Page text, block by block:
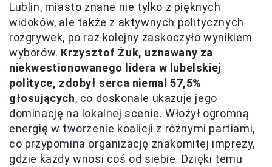
Lublin, miasto znane nie tylko z pięknych
widoków, ale także z aktywnych politycznych
rozgrywek, po raz kolejny zaskoczyło wynikiem
wyborów. Krzysztof Żuk, uznawany za
niekwestionowanego lidera w lubelskiej
polityce, zdobył serca niemal 57,5%
głosujących, co doskonale ukazuje jego
dominację na lokalnej scenie. Włożył ogromną
energię w tworzenie koalicji z różnymi partiami,
co przypomina organizację znakomitej imprezy,
gdzie każdy wnosi coś od siebie. Dzięki temu